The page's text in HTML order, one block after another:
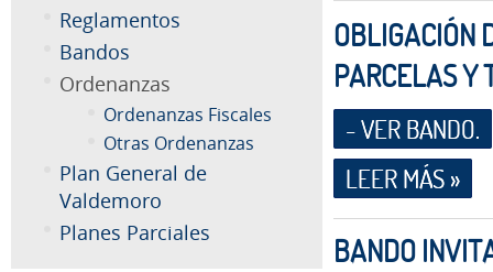
Reglamentos
Bandos
Ordenanzas
Ordenanzas Fiscales
Otras Ordenanzas
Plan General de
Valdemoro
Planes Parciales
OBLIGACIÓN
PARCELAS Y
- VER BANDO.
LEER MÁS »
BANDO